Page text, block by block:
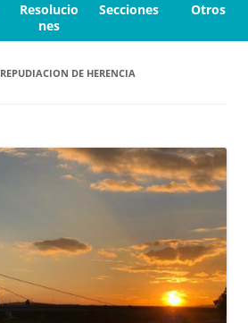
Resolucio
nes
Secciones Otros
REPUDIACION DE HERENCIA